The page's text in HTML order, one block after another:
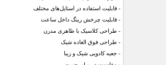
- قابلیت استفاده در استایل‌های مختلف
- قابلیت چرخش رینگ داخل ساعت
- طراحی کلاسیک با ظاهری مدرن
- طراحی فوق العاده شیک
- جعبه کادویی شیک و زیبا